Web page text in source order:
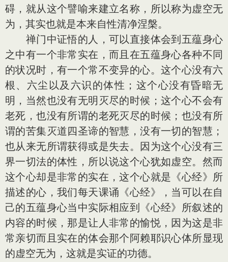
碍，就从这个譬喻来建立名称，所以称为虚空无
为，其实也就是本来自性清净涅槃。
禅门中证悟的人，可以直接体会到五蕴身心
之中有一个非常实在，而且在五蕴身心各种不同
的状况时，有一个常不变异的心。这个心没有六
根、六尘以及六识的体性；这个心没有昏暗无
明，当然也没有无明灭尽的时候；这个心不会有
老死，也没有所谓的老死灭尽的时候；也没有所
谓的苦集灭道四圣谛的智慧，没有一切的智慧；
也从来无所谓获得或是失去。因为这个心没有三
界一切法的体性，所以说这个心犹如虚空。然而
这个心却是非常的实在，这个心就是《心经》所
描述的心，我们每天课诵《心经》，当可以在自
己的五蕴身心当中实际相应到《心经》所叙述的
内容的时候，那是让人非常的愉悦，因为这是非
常亲切而且实在的体会那个阿赖耶识心体所显现
的虚空无为，这就是实证的功德。